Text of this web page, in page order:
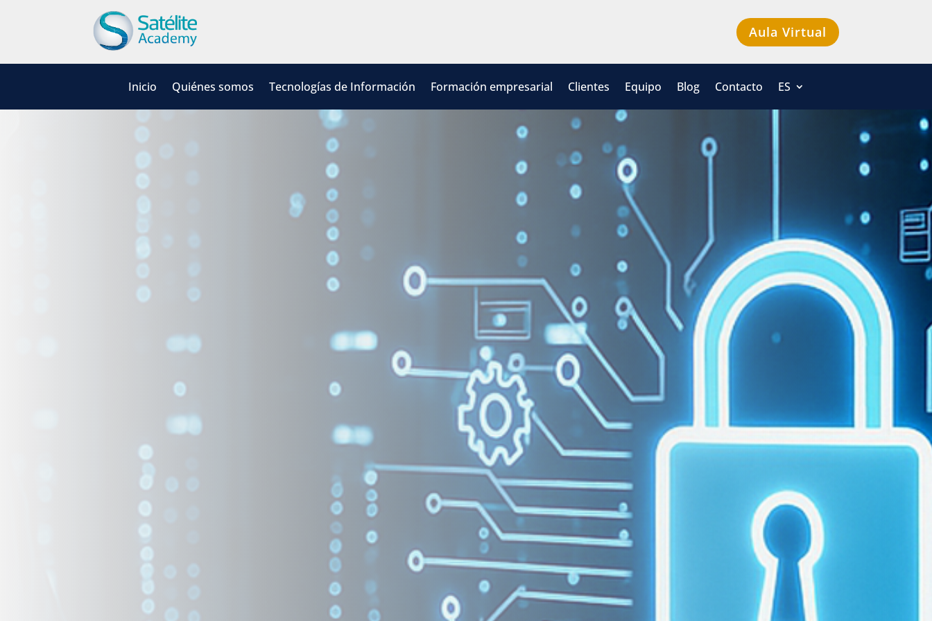
Aula Virtual
Inicio Quiénes somos Tecnologías de Información Formación empresarial Clientes Equipo Blog Contacto ES